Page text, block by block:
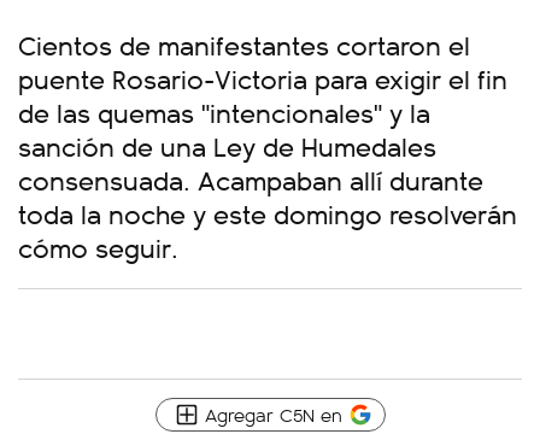
Cientos de manifestantes cortaron el
puente Rosario-Victoria para exigir el fin
de las quemas "intencionales" y la
sanción de una Ley de Humedales
consensuada. Acampaban allí durante
toda la noche y este domingo resolverán
cómo seguir.
Agregar C5N en